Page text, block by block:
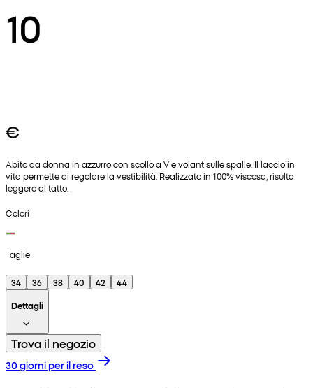
10
€
Abito da donna in azzurro con scollo a V e volant sulle spalle. Il laccio in
vita permette di regolare la vestibilità. Realizzato in 100% viscosa, risulta
leggero al tatto.
Colori
Taglie
34 36 38 40 42
44
Dettagli
Trova il negozio
30 giorni per il reso